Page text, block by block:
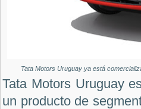
Tata Motors Uruguay ya está
Tata Motors Uruguay
un producto de